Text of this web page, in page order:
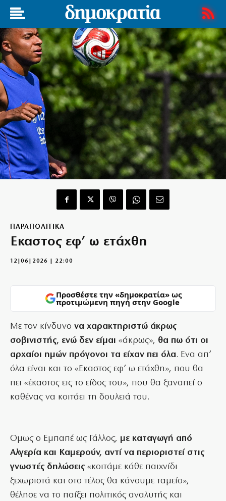
ΠΑΡΑΠΟΛΙΤΙΚΑ
Εκαστος εφ’ ω ετάχθη
12|06|2026 | 22:00
Προσθέστε την «δημοκρατία» ως
προτιμώμενη πηγή στην Google
Με τον κίνδυνο να χαρακτηριστώ άκρως
σοβινιστής, ενώ δεν είμαι «άκρως», θα πω ότι οι
αρχαίοι ημών πρόγονοι τα είχαν πει όλα. Ενα απ’
όλα είναι και το «Εκαστος εφ’ ω ετάχθη», που θα
πει «έκαστος εις το είδος του», που θα ξαναπεί ο
καθένας να κοιτάει τη δουλειά του.
Ομως ο Εμπαπέ ως Γάλλος, με καταγωγή από
Αλγερία και Καμερούν, αντί να περιοριστεί στις
γνωστές δηλώσεις «κοιτάμε κάθε παιχνίδι
ξεχωριστά και στο τέλος θα κάνουμε ταμείο»,
θέλησε να το παίξει πολιτικός αναλυτής και